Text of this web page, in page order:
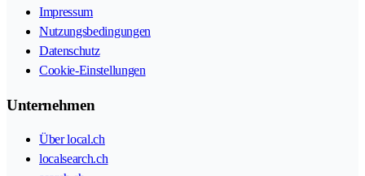
Impressum
Nutzungsbedingungen
Datenschutz
Cookie-Einstellungen
Unternehmen
Über local.ch
localsearch.ch